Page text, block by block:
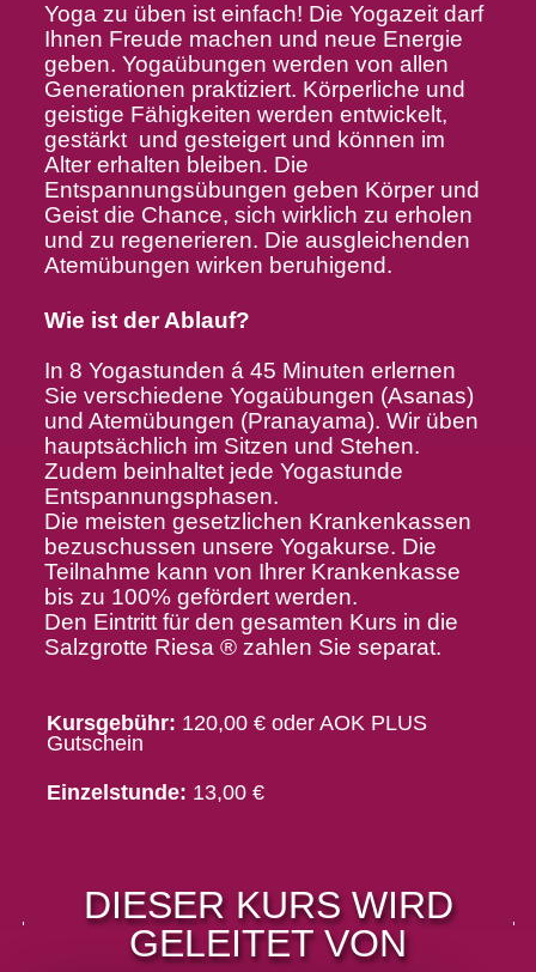
Yoga zu üben ist einfach! Die Yogazeit darf
Ihnen Freude machen und neue Energie
geben. Yogaübungen werden von allen
Generationen praktiziert. Körperliche und
geistige Fähigkeiten werden entwickelt,
gestärkt und gesteigert und können im
Alter erhalten bleiben. Die
Entspannungsübungen geben Körper und
Geist die Chance, sich wirklich zu erholen
und zu regenerieren. Die ausgleichenden
Atemübungen wirken beruhigend.
Wie ist der Ablauf?
In 8 Yogastunden á 45 Minuten erlernen
Sie verschiedene Yogaübungen (Asanas)
und Atemübungen (Pranayama). Wir üben
hauptsächlich im Sitzen und Stehen.
Zudem beinhaltet jede Yogastunde
Entspannungsphasen.
Die meisten gesetzlichen Krankenkassen
bezuschussen unsere Yogakurse. Die
Teilnahme kann von Ihrer Krankenkasse
bis zu 100% gefördert werden.
Den Eintritt für den gesamten Kurs in die
Salzgrotte Riesa ® zahlen Sie separat.
Kursgebühr: 120,00 € oder AOK PLUS
Gutschein
Einzelstunde: 13,00 €
DIESER KURS WIRD
GELEITET VON